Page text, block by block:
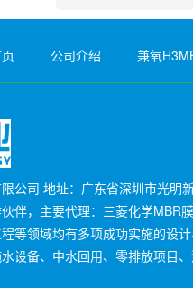
公司介绍 兼氧
公司 地址：广东省深圳市光明
伴，主要代理：三菱化学MBR
等领域均有多项成功实施的设
设备、中水回用、零排放项目